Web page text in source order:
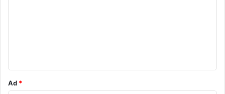
Ad *